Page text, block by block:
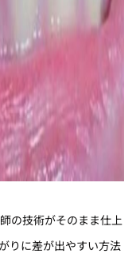
の技術がそのまま仕上
りに差が出やすい方法